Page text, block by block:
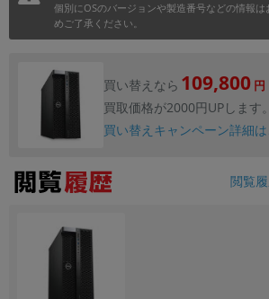
個別にOSのバージョンや製造番号などの情報
めご了承ください。
買い替えなら 109,800 円
買取価格が2000円UPします。
買い替えキャンペーン詳細
閲覧